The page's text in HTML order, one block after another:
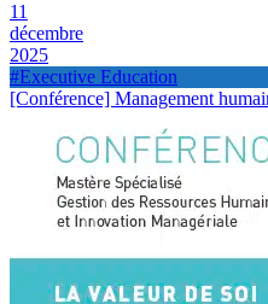
11
décembre
2025
#Executive Education
[Conférence] Management